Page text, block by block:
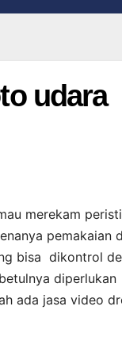
udara
merekam
pemakaian
bisa dikontrol
diperlukan
ada jasa video